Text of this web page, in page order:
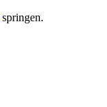
springen.